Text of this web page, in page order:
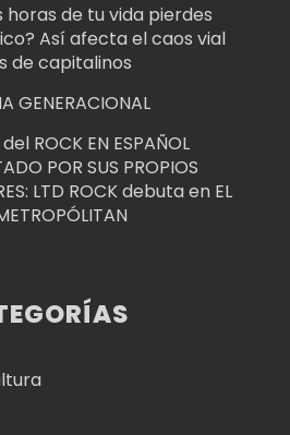
horas de tu vida pierdes
Así afecta el caos vial
de capitalinos
GENERACIONAL
ROCK EN ESPAÑOL
POR SUS PROPIOS
LTD ROCK debuta en EL